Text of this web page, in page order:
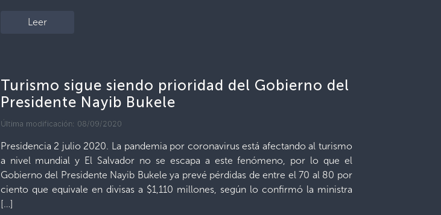
Leer
Turismo sigue siendo prioridad del Gobierno del
Presidente Nayib Bukele
Última modificación: 08/09/2020
Presidencia 2 julio 2020. La pandemia por coronavirus está afectando al turismo
a nivel mundial y El Salvador no se escapa a este fenómeno, por lo que el
Gobierno del Presidente Nayib Bukele ya prevé pérdidas de entre el 70 al 80 por
ciento que equivale en divisas a $1,110 millones, según lo confirmó la ministra
[…]